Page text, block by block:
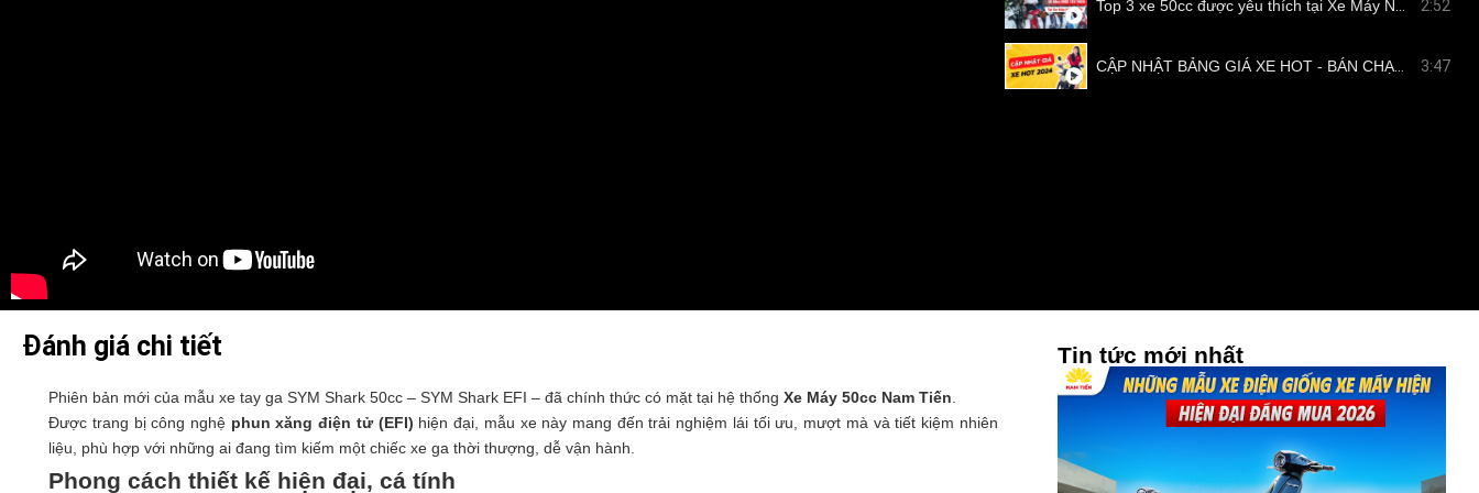
2:52
3:47
Đánh giá chi tiết
Phiên bản mới của mẫu xe tay ga SYM Shark 50cc – SYM Shark EFI – đã chính thức có mặt tại hệ thốngXe Máy 50cc Nam Tiến
Được trang bị công nghệ phun xăng điện tử (EFI) hiện đại, mẫu xe này mang đến trải nghiệm lái tối ưu, mượt mà và tiết kiệm nhiên
liệu, phù hợp với những ai đang tìm kiếm một chiếc xe ga thời thượng, dễ vận hành.
Phong cách thiết kế hiện đại, cá tính
Tin tức mới nhất